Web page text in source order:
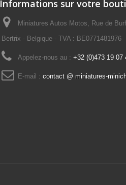
Informations sur votre
Miniatures Autos Motos, Rue de
Bertrix - Belgique - TVA : BE0771481976
Appelez-nous au : +32 (0)473 19 07
E-mail : contact @ miniatures-